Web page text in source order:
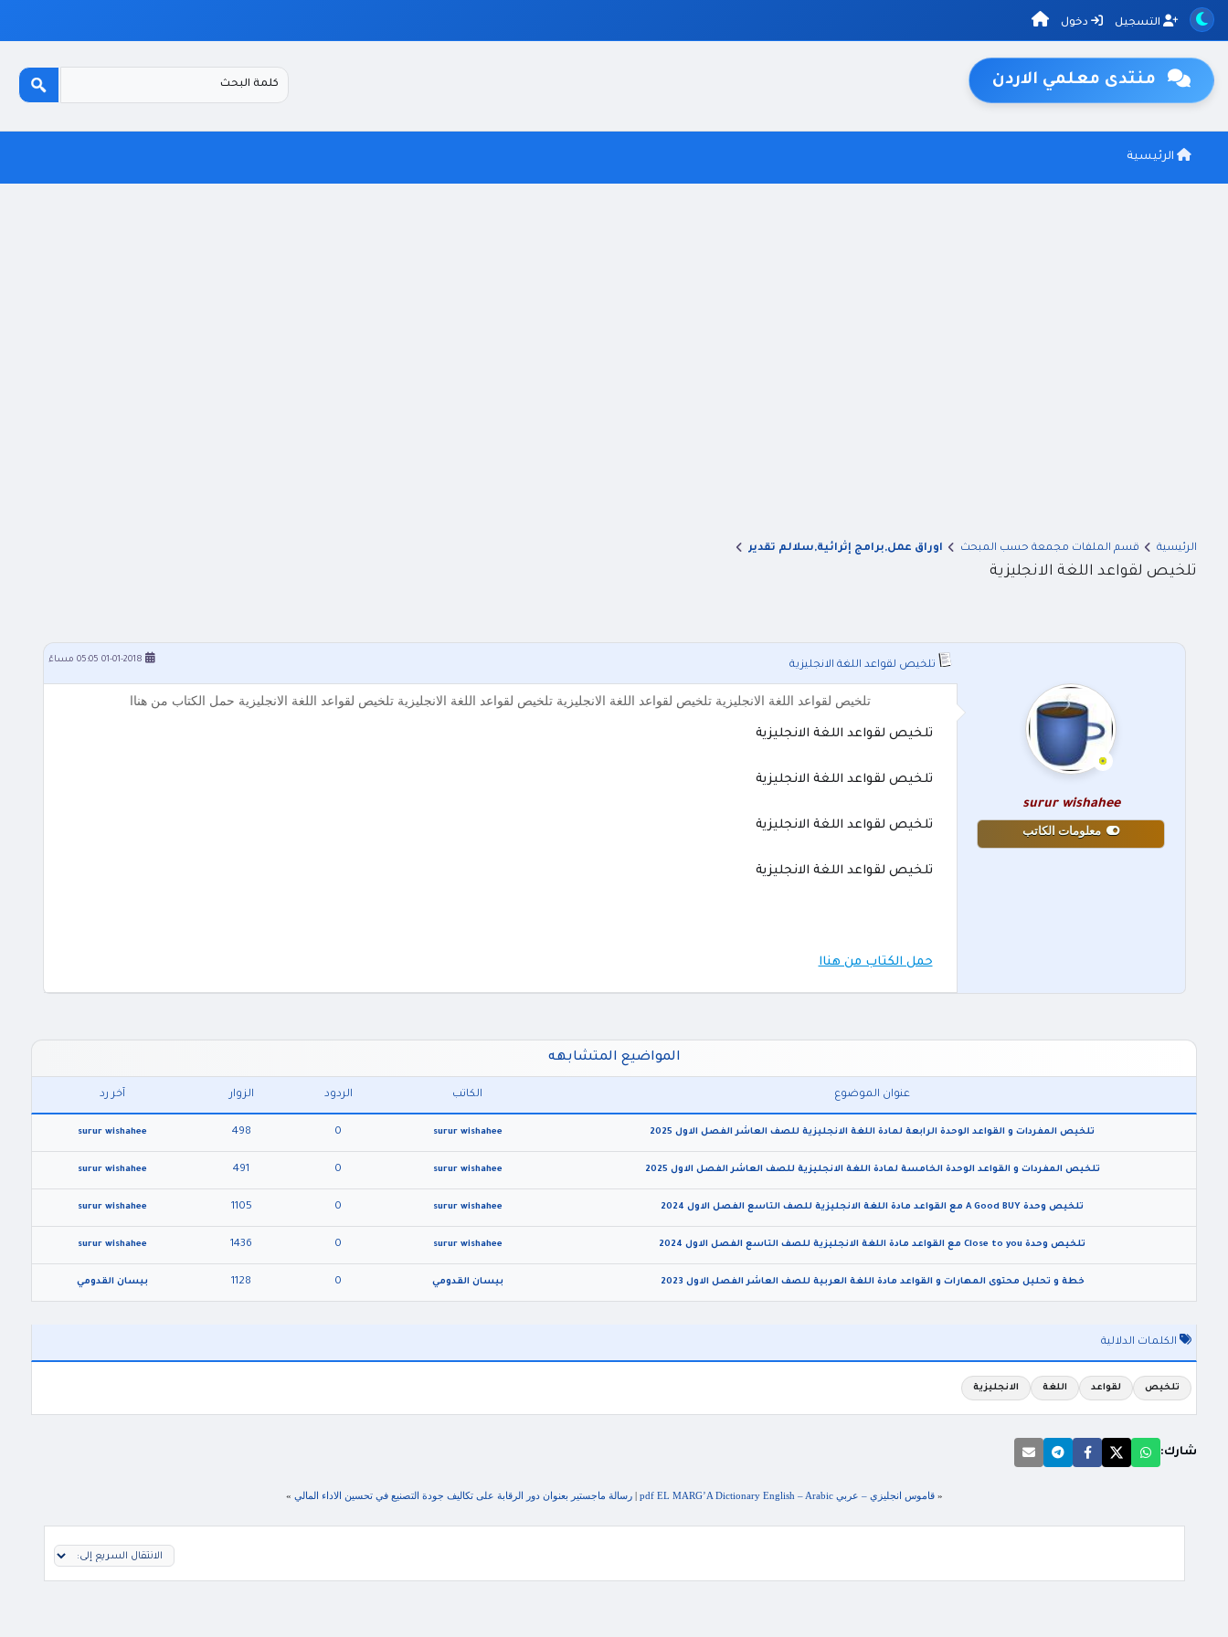
التسجيل دخول
منتدى معلمي الاردن
الرئيسية
الرئيسية قسم الملفات مجمعة حسب المبحث اوراق عمل,برامج إثرائية,سلالم تقدير
تلخيص لقواعد اللغة الانجليزية
تلخيص لقواعد اللغة الانجليزية 01-01-2018 05:05 مساءً
surur wishahee
معلومات الكاتب
تلخيص لقواعد اللغة الانجليزية تلخيص لقواعد اللغة الانجليزية تلخيص لقواعد اللغة الانجليزية تلخيص لقواعد اللغة الانجليزية حمل الكتاب من هناا
تلخيص لقواعد اللغة الانجليزية
تلخيص لقواعد اللغة الانجليزية
تلخيص لقواعد اللغة الانجليزية
تلخيص لقواعد اللغة الانجليزية
حمل الكتاب من هناا
المواضيع المتشابهه
عنوان الموضوع الكاتب الردود الزوار آخر رد
تلخيص المفردات و القواعد الوحدة الرابعة لمادة اللغة الانجليزية للصف العاشر الفصل الاول 2025 surur wishahee
0
498
surur wishahee
تلخيص المفردات و القواعد الوحدة الخامسة لمادة اللغة الانجليزية للصف العاشر الفصل الاول 2025 surur wishahee
0
491
surur wishahee
تلخيص وحدة A Good BUY مع القواعد مادة اللغة الانجليزية للصف التاسع الفصل الاول 2024 surur wishahee
0
1105
surur wishahee
تلخيص وحدة Close to you مع القواعد مادة اللغة الانجليزية للصف التاسع الفصل الاول 2024 surur wishahee
0
1436
surur wishahee
خطة و تحليل محتوى المهارات و القواعد مادة اللغة العربية للصف العاشر الفصل الاول 2023 بيسان القدومي 0
1128 بيسان القدومي
الكلمات الدلالية
تلخيص لقواعد اللغة الانجليزية
شارك:
«قاموس انجليزي – عربي pdf EL MARG’A Dictionary English – Arabic |رسالة ماجستير بعنوان دور الرقابة على تكاليف جودة التصنيع في تحسين الاداء المالي »